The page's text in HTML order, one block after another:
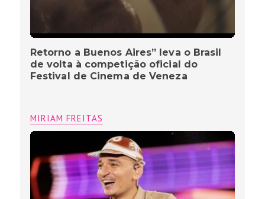
Retorno a Buenos Aires” leva o Brasil
de volta à competição oficial do
Festival de Cinema de Veneza
MIRIAM FREITAS